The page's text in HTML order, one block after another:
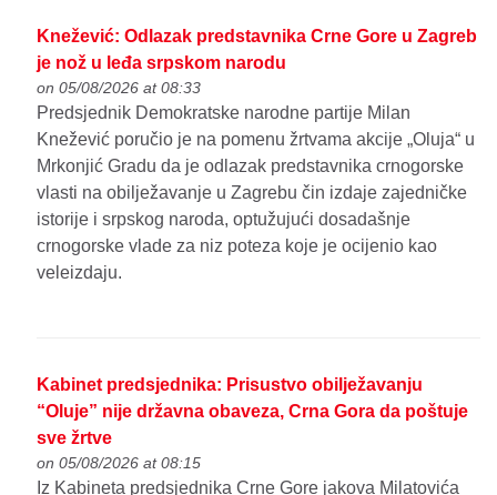
Knežević: Odlazak predstavnika Crne Gore u Zagreb
je nož u leđa srpskom narodu
on 05/08/2026 at 08:33
Predsjednik Demokratske narodne partije Milan
Knežević poručio je na pomenu žrtvama akcije „Oluja“ u
Mrkonjić Gradu da je odlazak predstavnika crnogorske
vlasti na obilježavanje u Zagrebu čin izdaje zajedničke
istorije i srpskog naroda, optužujući dosadašnje
crnogorske vlade za niz poteza koje je ocijenio kao
veleizdaju.
Kabinet predsjednika: Prisustvo obilježavanju
“Oluje” nije državna obaveza, Crna Gora da poštuje
sve žrtve
on 05/08/2026 at 08:15
Iz Kabineta predsjednika Crne Gore jakova Milatovića